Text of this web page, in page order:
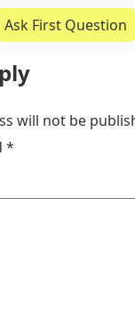
Ask First Question
will not be
*